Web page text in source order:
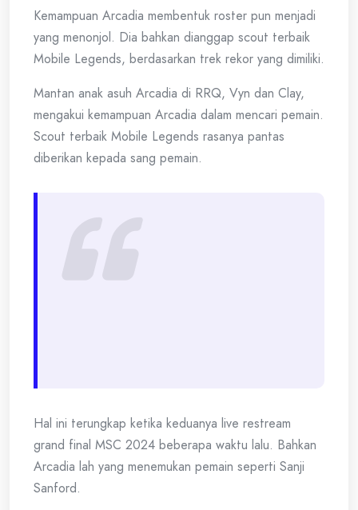
Kemampuan Arcadia membentuk roster pun menjadi
yang menonjol. Dia bahkan dianggap scout terbaik
Mobile Legends, berdasarkan trek rekor yang dimiliki.
Mantan anak asuh Arcadia di RRQ, Vyn dan Clay,
mengakui kemampuan Arcadia dalam mencari pemain.
Scout terbaik Mobile Legends rasanya pantas
diberikan kepada sang pemain.
Hal ini terungkap ketika keduanya live restream
grand final MSC 2024 beberapa waktu lalu. Bahkan
Arcadia lah yang menemukan pemain seperti Sanji
Sanford.